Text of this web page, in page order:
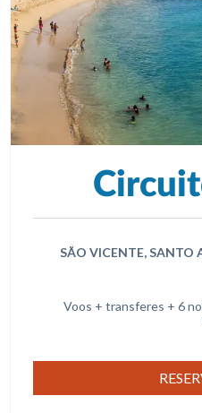
SÃO VICENTE, SANTO
Voos + transferes + 6